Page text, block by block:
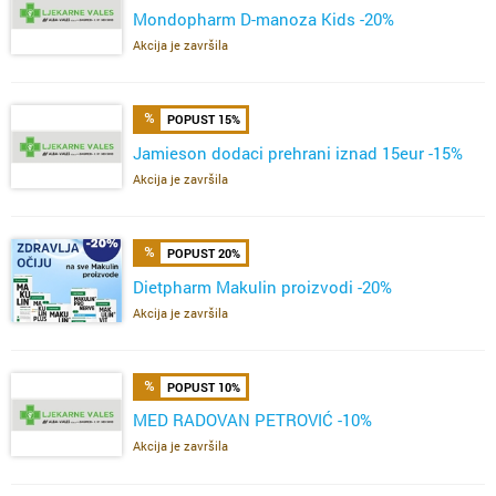
Mondopharm D-manoza Kids -20%
Akcija je završila
POPUST 15%
Jamieson dodaci prehrani iznad 15eur -15%
Akcija je završila
POPUST 20%
Dietpharm Makulin proizvodi -20%
Akcija je završila
POPUST 10%
MED RADOVAN PETROVIĆ -10%
Akcija je završila